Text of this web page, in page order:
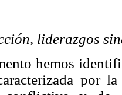
liderazgos
hemos
por